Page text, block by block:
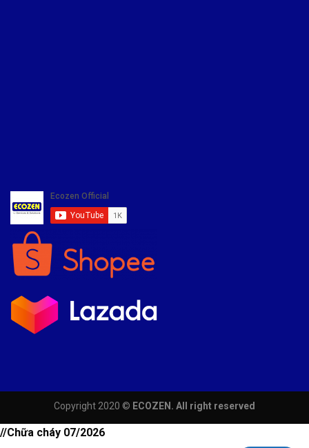
Copyright 2020 © ECOZEN. All right reserved
//Chữa cháy 07/2026